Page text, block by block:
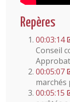
Repères
00:03:14
Conseil
00:05:07
marchés
00:05:15